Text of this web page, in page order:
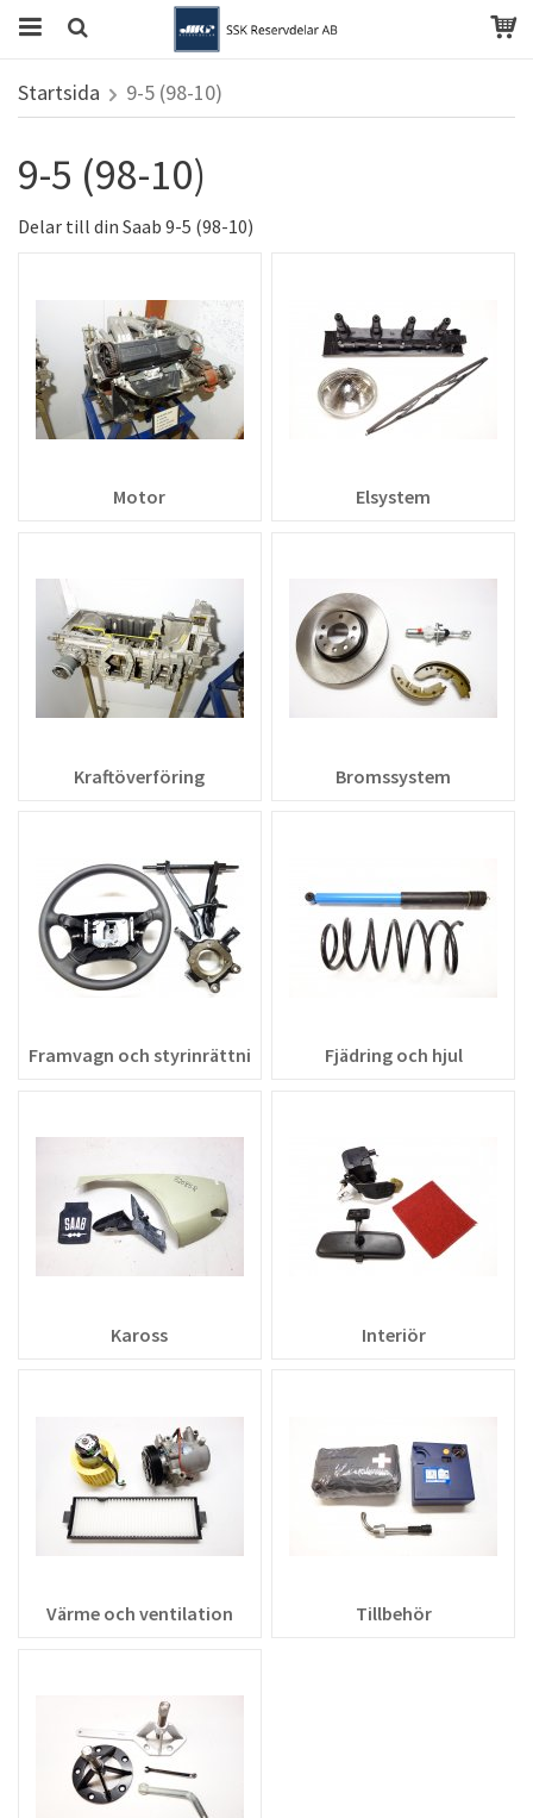
Startsida 9-5 (98-10)
9-5 (98-10)
Delar till din Saab 9-5 (98-10)
Motor Elsystem
Kraftöverföring Bromssystem
Framvagn och styrinrättning Fjädring och hjul
Kaross Interiör
Värme och ventilation Tillbehör